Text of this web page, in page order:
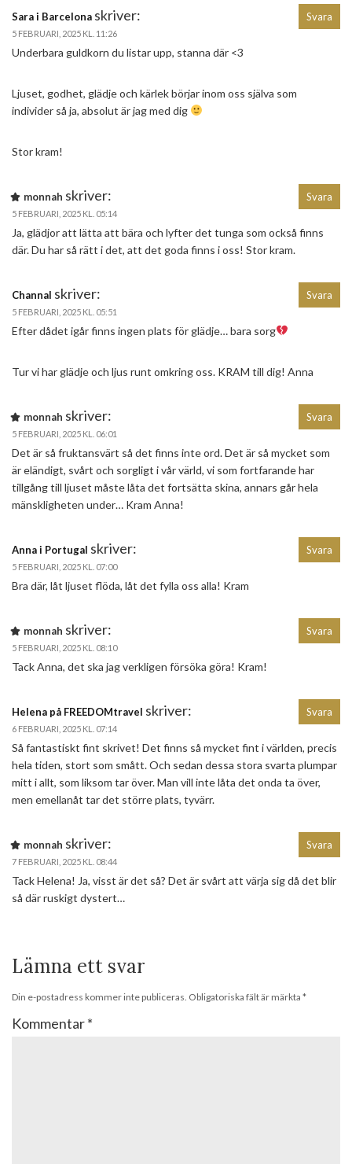
Sara i Barcelona skriver:
5 FEBRUARI, 2025 KL. 11:26
Underbara guldkorn du listar upp, stanna där <3
Ljuset, godhet, glädje och kärlek börjar inom oss själva som
individer så ja, absolut är jag med dig
Stor kram!
Svara
monnah skriver:
5 FEBRUARI, 2025 KL. 05:14
Ja, glädjor att lätta att bära och lyfter det tunga som också finns
där. Du har så rätt i det, att det goda finns i oss! Stor kram.
Svara
Channal skriver:
5 FEBRUARI, 2025 KL. 05:51
Efter dådet igår finns ingen plats för glädje… bara sorg
Tur vi har glädje och ljus runt omkring oss. KRAM till dig! Anna
Svara
monnah skriver:
5 FEBRUARI, 2025 KL. 06:01
Det är så fruktansvärt så det finns inte ord. Det är så mycket som
är eländigt, svårt och sorgligt i vår värld, vi som fortfarande har
tillgång till ljuset måste låta det fortsätta skina, annars går hela
mänskligheten under… Kram Anna!
Svara
Anna i Portugal skriver:
5 FEBRUARI, 2025 KL. 07:00
Bra där, låt ljuset flöda, låt det fylla oss alla! Kram
Svara
monnah skriver:
5 FEBRUARI, 2025 KL. 08:10
Tack Anna, det ska jag verkligen försöka göra! Kram!
Svara
Helena på FREEDOMtravel skriver:
6 FEBRUARI, 2025 KL. 07:14
Så fantastiskt fint skrivet! Det finns så mycket fint i världen, precis
hela tiden, stort som smått. Och sedan dessa stora svarta plumpar
mitt i allt, som liksom tar över. Man vill inte låta det onda ta över,
men emellanåt tar det större plats, tyvärr.
Svara
monnah skriver:
7 FEBRUARI, 2025 KL. 08:44
Tack Helena! Ja, visst är det så? Det är svårt att värja sig då det blir
så där ruskigt dystert…
Svara
Lämna ett svar
Din e-postadress kommer inte publiceras. Obligatoriska fält är märkta *
Kommentar*